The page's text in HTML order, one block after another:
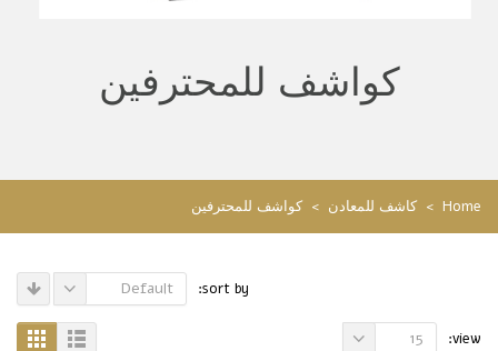
كواشف للمحترفين
Home
> كاشف للمعادن > كواشف للمحترفين
sort by:
Default
view:
15